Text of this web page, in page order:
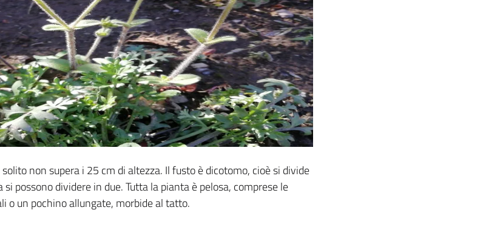
non supera i 25 cm di altezza. Il fusto è dicotomo, cioè si divide
possono dividere in due. Tutta la pianta è pelosa, comprese le
o un pochino allungate, morbide al tatto.